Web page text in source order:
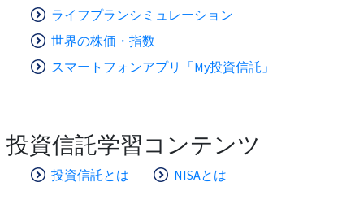
ライフプランシミュレーション
世界の株価・指数
スマートフォンアプリ「My投資信託」
投資信託学習コンテンツ
投資信託とは NISAとは